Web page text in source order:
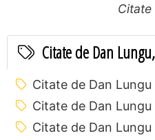
Citate
Citate de Dan
Citate de Dan
Citate de Dan
Citate de Dan